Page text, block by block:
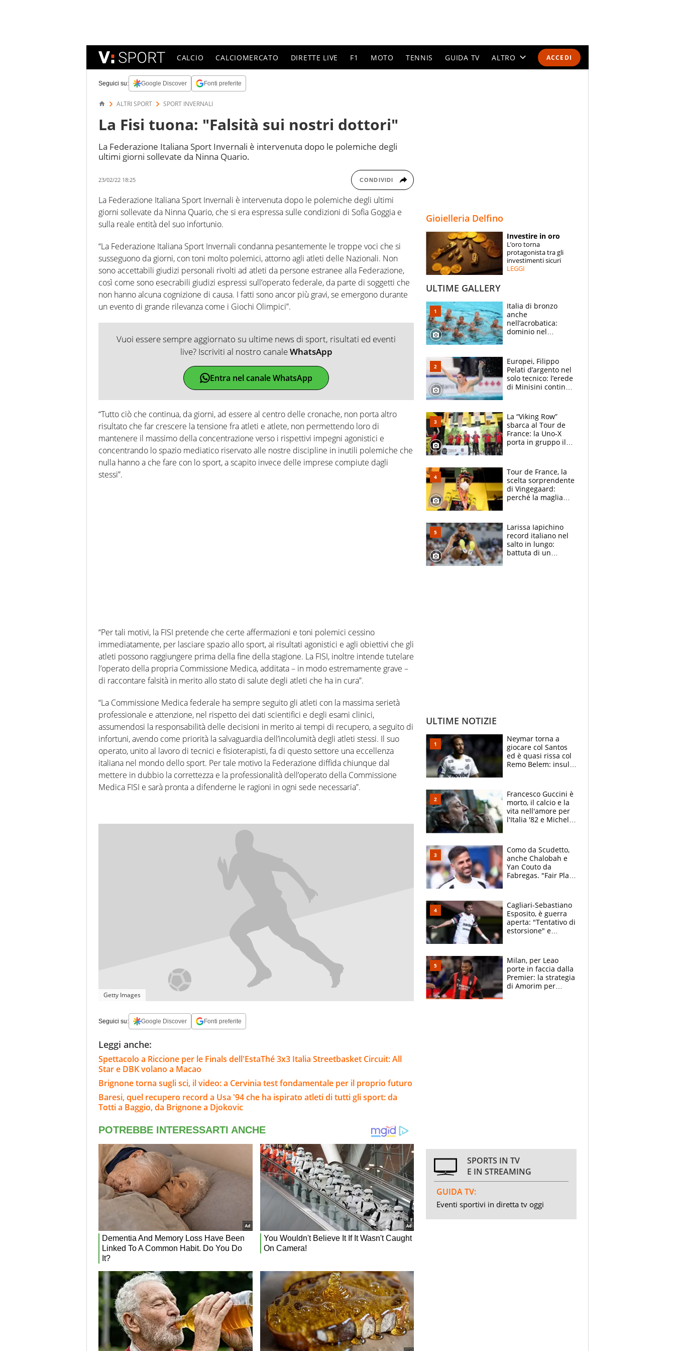
ACCEDI
CALCIO CALCIOMERCATO DIRETTE LIVE F1 MOTO TENNIS GUIDA TV ALTRO
SPECIALI
ESPERTI
Seguici su: Google Discover Fonti preferite
ALTRI SPORT SPORT INVERNALI
La Fisi tuona: "Falsità sui nostri dottori"
La Federazione Italiana Sport Invernali è intervenuta dopo le polemiche degli
ultimi giorni sollevate da Ninna Quario.
23/02/22 18:25 CONDIVIDI
La Federazione Italiana Sport Invernali è intervenuta dopo le polemiche degli ultimi
giorni sollevate da Ninna Quario, che si era espressa sulle condizioni di Sofia Goggia e
sulla reale entità del suo infortunio.
“La Federazione Italiana Sport Invernali condanna pesantemente le troppe voci che si
susseguono da giorni, con toni molto polemici, attorno agli atleti delle Nazionali. Non
sono accettabili giudizi personali rivolti ad atleti da persone estranee alla Federazione,
così come sono esecrabili giudizi espressi sull’operato federale, da parte di soggetti che
non hanno alcuna cognizione di causa. I fatti sono ancor più gravi, se emergono durante
un evento di grande rilevanza come i Giochi Olimpici”.
Vuoi essere sempre aggiornato su ultime news di sport, risultati ed eventi
live? Iscriviti al nostro canaleWhatsApp
Entra nel canale WhatsApp
“Tutto ciò che continua, da giorni, ad essere al centro delle cronache, non porta altro
risultato che far crescere la tensione fra atleti e atlete, non permettendo loro di
mantenere il massimo della concentrazione verso i rispettivi impegni agonistici e
concentrando lo spazio mediatico riservato alle nostre discipline in inutili polemiche che
nulla hanno a che fare con lo sport, a scapito invece delle imprese compiute dagli
stessi”.
“Per tali motivi, la FISI pretende che certe affermazioni e toni polemici cessino
immediatamente, per lasciare spazio allo sport, ai risultati agonistici e agli obiettivi che gli
atleti possono raggiungere prima della fine della stagione. La FISI, inoltre intende tutelare
l’operato della propria Commissione Medica, additata – in modo estremamente grave –
di raccontare falsità in merito allo stato di salute degli atleti che ha in cura”.
“La Commissione Medica federale ha sempre seguito gli atleti con la massima serietà
professionale e attenzione, nel rispetto dei dati scientifici e degli esami clinici,
assumendosi la responsabilità delle decisioni in merito ai tempi di recupero, a seguito di
infortuni, avendo come priorità la salvaguardia dell’incolumità degli atleti stessi. Il suo
operato, unito al lavoro di tecnici e fisioterapisti, fa di questo settore una eccellenza
italiana nel mondo dello sport. Per tale motivo la Federazione diffida chiunque dal
mettere in dubbio la correttezza e la professionalità dell’operato della Commissione
Medica FISI e sarà pronta a difenderne le ragioni in ogni sede necessaria”.
Getty Images
Seguici su: Google Discover Fonti preferite
Leggi anche:
Spettacolo a Riccione per le Finals dell'EstaThé 3x3 Italia Streetbasket Circuit: All
Star e DBK volano a Macao
Brignone torna sugli sci, il video: a Cervinia test fondamentale per il proprio futuro
Baresi, quel recupero record a Usa '94 che ha ispirato atleti di tutti gli sport: da
Totti a Baggio, da Brignone a Djokovic
Gioielleria Delfino
Investire in oro
L’oro torna
protagonista tra gli
investimenti sicuri
LEGGI
ULTIME GALLERY
Italia di bronzo
anche
nell’acrobatica:
dominio nel
e compagni
continuare
Europei, Filippo
Pelati d’argento nel
solo tecnico: l’erede
di Minisini continua
mirino
La “Viking Row”
sbarca al Tour de
France: la Uno-X
porta in gruppo il
compagni
Tour de France, la
scelta sorprendente
di Vingegaard:
perché la maglia
rischio da evitare
Larissa Iapichino
record italiano nel
salto in lungo:
battuta di un
ULTIME NOTIZIE
Neymar torna a
giocare col Santos
ed è quasi rissa col
Remo Belem: insulti
Francesco Guccini è
morto, il calcio e la
vita nell'amore per
l'Italia '82 e Michel
e Juventus
Como da Scudetto,
anche Chalobah e
Yan Couto da
Fabregas. "Fair Play
multa"
Cagliari-Sebastiano
Esposito, è guerra
aperta: "Tentativo di
estorsione" e
Milan, per Leao
porte in faccia dalla
Premier: la strategia
di Amorim per
SPORTS IN TV
E IN STREAMING
GUIDA TV:
Eventi sportivi in diretta tv oggi